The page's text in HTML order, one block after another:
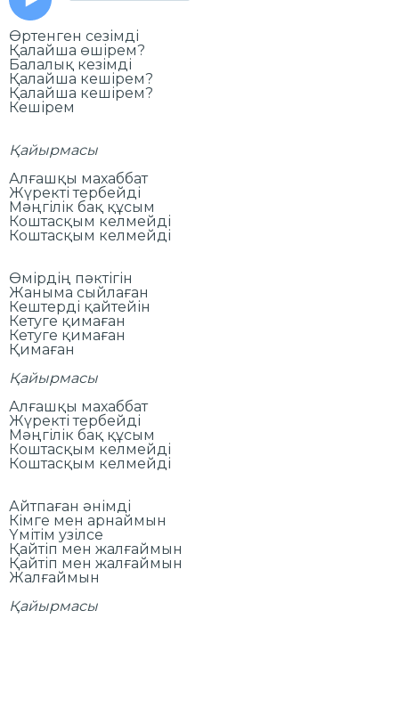
Өртенген сезімді
Қалайша өшірем?
Балалық кезімді
Қалайша кешірем?
Қалайша кешірем?
Кешірем
Қайырмасы
Алғашқы махаббат
Жүректі тербейді
Мәңгілік бақ құсым
Коштасқым келмейді
Коштасқым келмейді
Өмірдің пәктігін
Жаныма сыйлаған
Кештерді қайтейін
Кетуге қимаған
Кетуге қимаған
Қимаған
Қайырмасы
Алғашқы махаббат
Жүректі тербейді
Мәңгілік бақ құсым
Коштасқым келмейді
Коштасқым келмейді
Айтпаған әнімді
Кімге мен арнаймын
Үмітім узілсе
Қайтіп мен жалғаймын
Қайтіп мен жалғаймын
Жалғаймын
Қайырмасы